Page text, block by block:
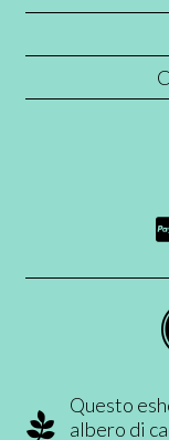
Questo
albero di